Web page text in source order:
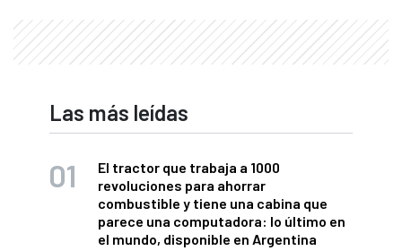
Las más leídas
El tractor que trabaja a 1000
revoluciones para ahorrar
combustible y tiene una cabina que
parece una computadora: lo último en
el mundo, disponible en Argentina